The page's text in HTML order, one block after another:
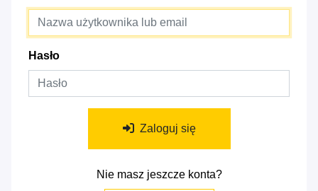
Hasło
Zaloguj się
Nie masz jeszcze konta?